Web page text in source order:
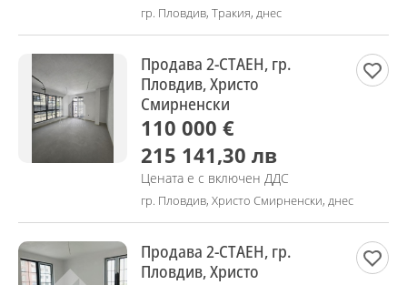
гр. Пловдив, Тракия, днес
Продава 2-СТАЕН, гр.
Пловдив, Христо
Смирненски
110 000 €
215 141,30 лв
Цената е с включен ДДС
гр. Пловдив, Христо Смирненски, днес
Продава 2-СТАЕН, гр.
Пловдив, Христо